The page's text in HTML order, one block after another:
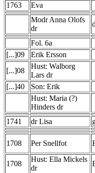
1763
Eva
Modr Anna Olofs
dr
Fol. 6a
[...]09
Erik Ersson
[...]08
Hust: Walborg
Lars dr
[...]40
Son: Erik
Hust: Maria (?)
Hinders dr
1741
dr Lisa
1708 Per Snellfot
1708
Hust: Ella Mickels
dr